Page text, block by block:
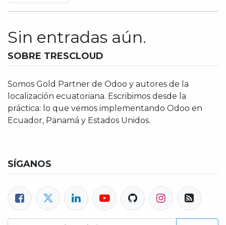
Sin entradas aún.
SOBRE TRESCLOUD
Somos Gold Partner de Odoo y autores de la
localización ecuatoriana. Escribimos desde la
práctica: lo que vemos implementando Odoo en
Ecuador, Panamá y Estados Unidos.
SÍGANOS